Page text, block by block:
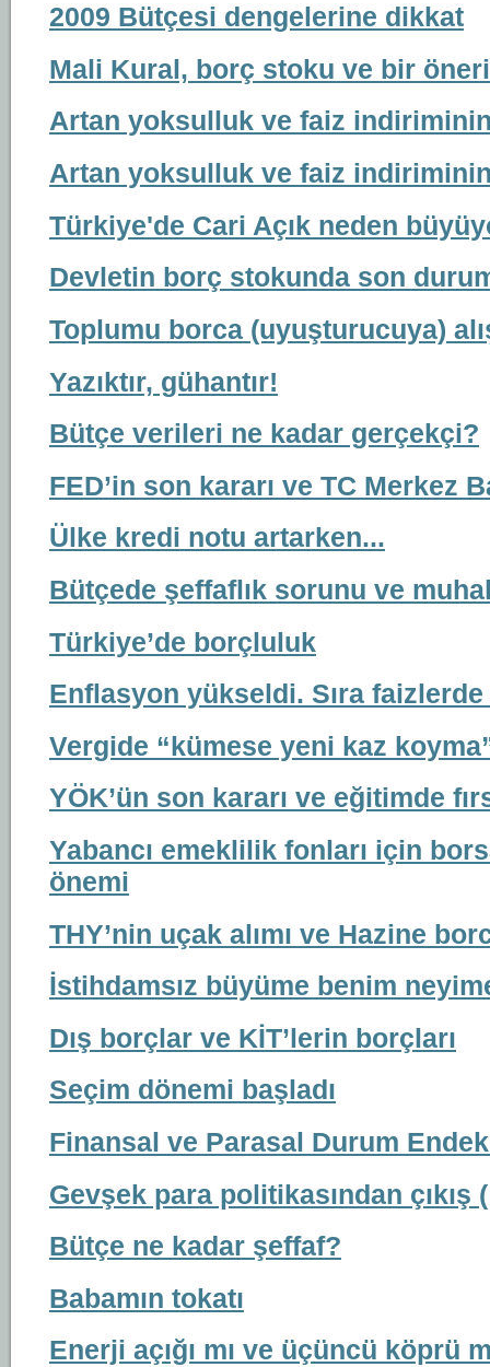
2009 Bütçesi dengelerine dikkat
Mali Kural, borç stoku ve bir öneri
Artan yoksulluk ve faiz
Artan yoksulluk ve faiz
Türkiye'de Cari Açık neden
Devletin borç stokunda son
Toplumu borca (uyuşturucuya)
Yazıktır, gühantır!
Bütçe verileri ne kadar gerçekçi?
FED’in son kararı ve TC Merkez
Ülke kredi notu artarken...
Bütçede şeffaflık sorunu ve
Türkiye’de borçluluk
Enflasyon yükseldi. Sıra
Vergide “kümese yeni kaz
YÖK’ün son kararı ve eğitimde
Yabancı emeklilik fonları için
önemi
THY’nin uçak alımı ve Hazine
İstihdamsız büyüme benim
Dış borçlar ve KİT’lerin borçları
Seçim dönemi başladı
Finansal ve Parasal Durum
Gevşek para politikasından çıkış
Bütçe ne kadar şeffaf?
Babamın tokatı
Enerji açığı mı ve üçüncü köprü